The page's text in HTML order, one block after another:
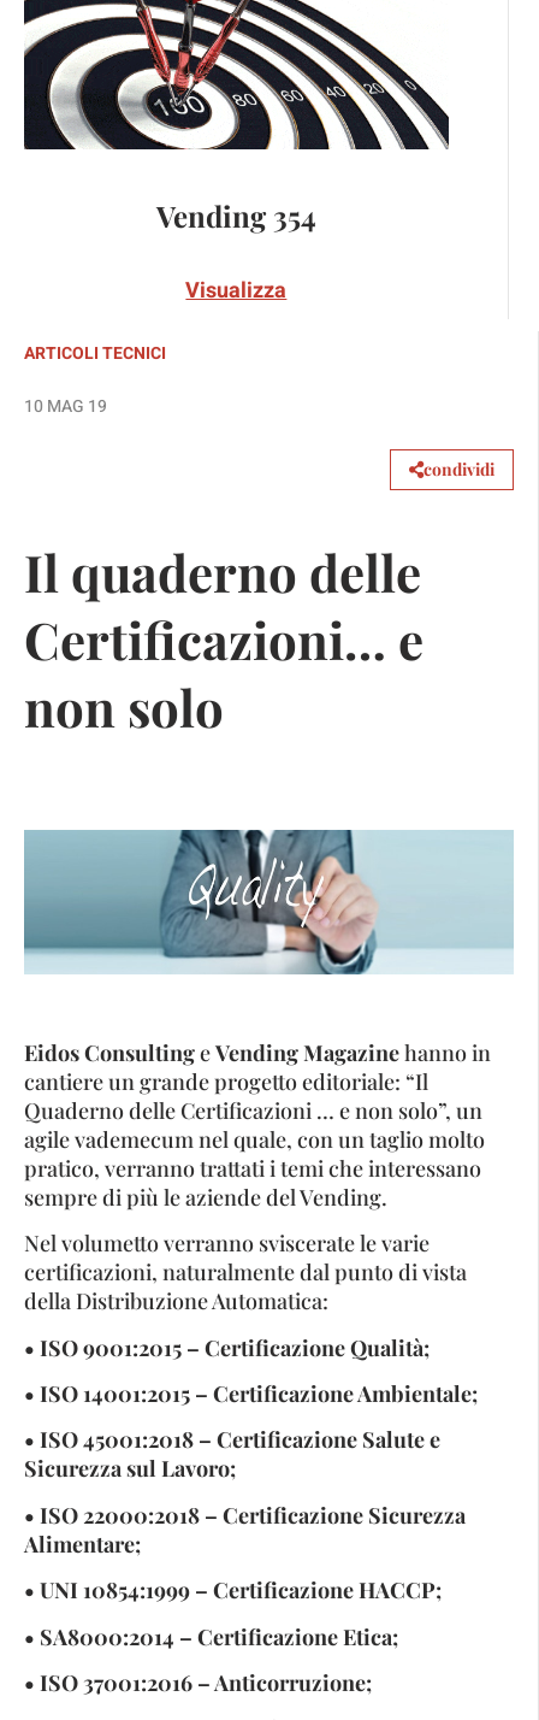
Vending 354
Visualizza
ARTICOLI TECNICI
10 MAG 19
condividi
Il quaderno delle
Certificazioni… e
non solo
Eidos ConsultingeVending Magazinehanno in
cantiere un grande progetto editoriale: “Il
Quaderno delle Certificazioni … e non solo”, un
agile vademecum nel quale, con un taglio molto
pratico, verranno trattati i temi che interessano
sempre di più le aziende del Vending.
Nel volumetto verranno sviscerate le varie
certificazioni, naturalmente dal punto di vista
della Distribuzione Automatica:
• ISO 9001:2015 – Certificazione Qualità;
• ISO 14001:2015 – Certificazione Ambientale;
• ISO 45001:2018 – Certificazione Salute e
Sicurezza sul Lavoro;
• ISO 22000:2018 – Certificazione Sicurezza
Alimentare;
• UNI 10854:1999 – Certificazione HACCP;
• SA8000:2014 – Certificazione Etica;
• ISO 37001:2016 – Anticorruzione;